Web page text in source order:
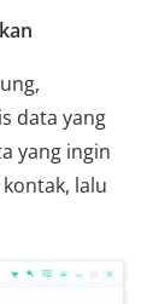
data yang
yang ingin
lalu